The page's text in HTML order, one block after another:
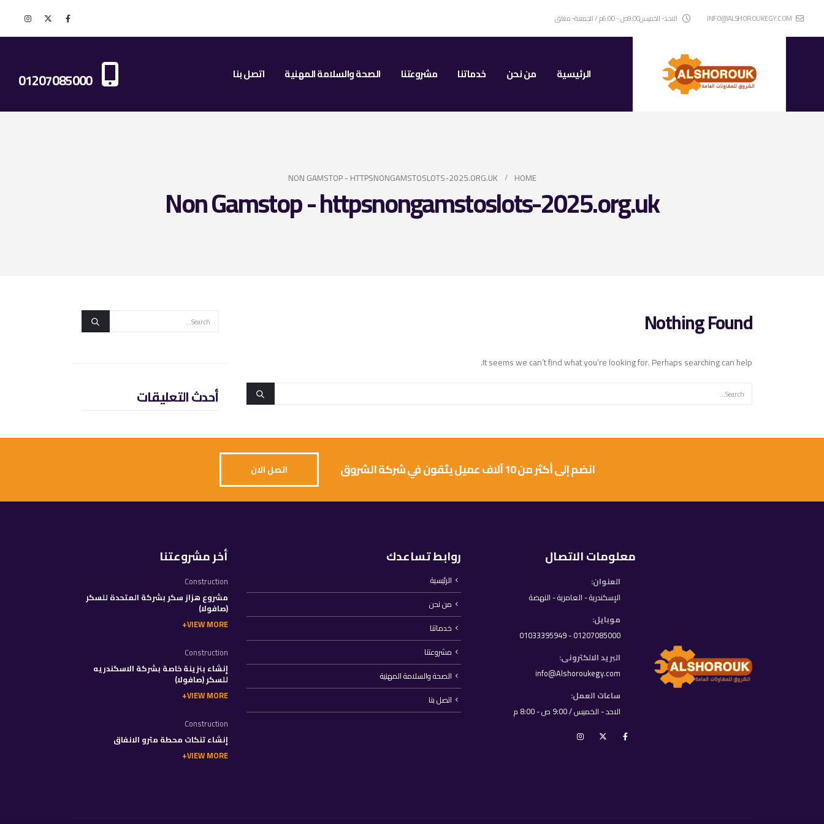
INFO@ALSHOROUKEGY.COM الاحد- الخميس9:00ص - 6:00م / الجمعة- مغلق
الرئيسية من نحن خدماتنا مشروعتنا الصحة والسلامة المهنية اتصل بنا 01207085000
HOME
NON GAMSTOP - HTTPSNONGAMSTOSLOTS-2025.ORG.UK
Non Gamstop - httpsnongamstoslots-2025.org.uk
Nothing Found
It seems we can’t find what you’re looking for. Perhaps searching can help.
أحدث التعليقات
انضم إلى أكثر من 10 آلاف عميل يثقون في شركة الشروق اتصل الان
معلومات الاتصال
العنوان:
الإسكندرية - العامرية - النهضة
موبايل:
01207085000 - 01033395949
البريد الالكترونى:
info@Alshoroukegy.com
ساعات العمل:
الاحد - الخميس / 9:00 ص - 8:00 م
روابط تساعدك
الرئيسية
من نحن
خدماتنا
مشروعتنا
الصحة والسلامة المهنية
اتصل بنا
أخر مشروعتنا
Construction
مشروع هزاز سكر بشركة المتحدة للسكر
(صافولا)
VIEW MORE
Construction
إنشاء بنزينة خاصة بشركة الاسكندريه
للسكر (صافولا)
VIEW MORE
Construction
إنشاء تنكات محطة مترو الانفاق
VIEW MORE